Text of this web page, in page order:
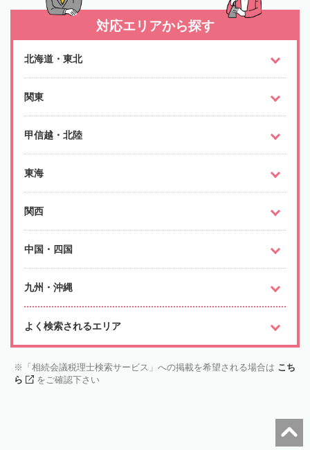
対応エリアから探す
北海道・東北
関東
甲信越・北陸
東海
関西
中国・四国
九州・沖縄
よく検索されるエリア
「相続会議税理士検索サービス」への掲載を希望される場合は こち
ら
をご確認下さい